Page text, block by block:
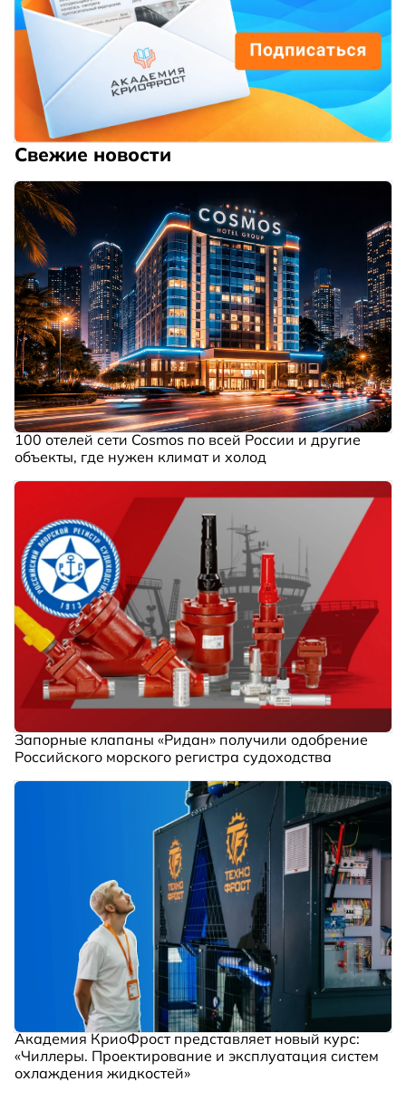
Свежие новости
100 отелей сети Cosmos по всей России и другие
объекты, где нужен климат и холод
Запорные клапаны «Ридан» получили одобрение
Российского морского регистра судоходства
Академия КриоФрост представляет новый курс:
«Чиллеры. Проектирование и эксплуатация систем
охлаждения жидкостей»